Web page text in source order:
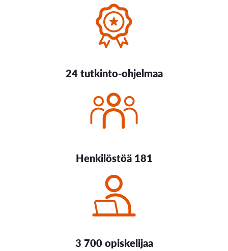
24 tutkinto-ohjelmaa
Henkilöstöä 181
3 700 opiskelijaa